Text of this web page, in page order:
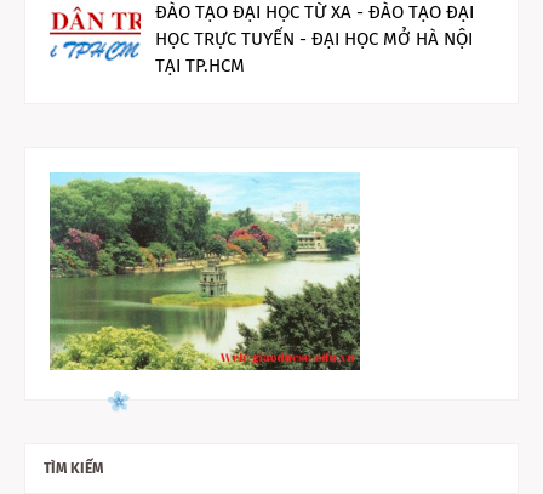
ĐÀO TẠO ĐẠI HỌC TỪ XA - ĐÀO TẠO ĐẠI
HỌC TRỰC TUYẾN - ĐẠI HỌC MỞ HÀ NỘI
TẠI TP.HCM
TÌM KIẾM